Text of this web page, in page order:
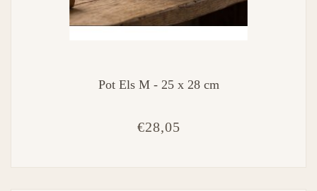
Pot Els M - 25 x 28 cm
€28,05